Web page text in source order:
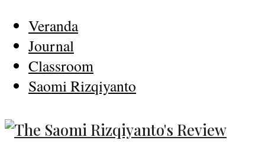
Veranda
Journal
Classroom
Saomi Rizqiyanto